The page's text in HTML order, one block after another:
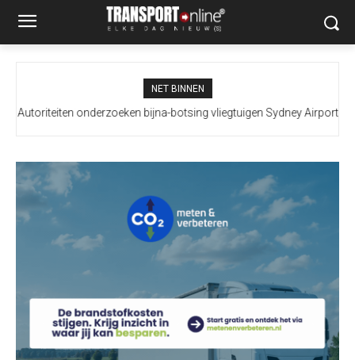
NET BINNEN
Autoriteiten onderzoeken bijna-botsing vliegtuigen Sydney Airport